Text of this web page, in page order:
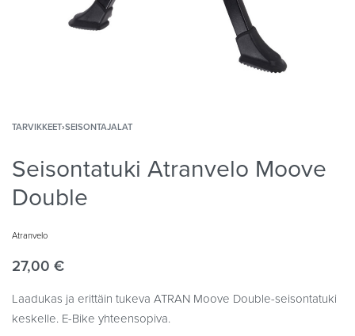
TARVIKKEET›SEISONTAJALAT
Seisontatuki Atranvelo Moove
Double
Atranvelo
27,00 €
Laadukas ja erittäin tukeva ATRAN Moove Double-seisontatuki
keskelle. E-Bike yhteensopiva.